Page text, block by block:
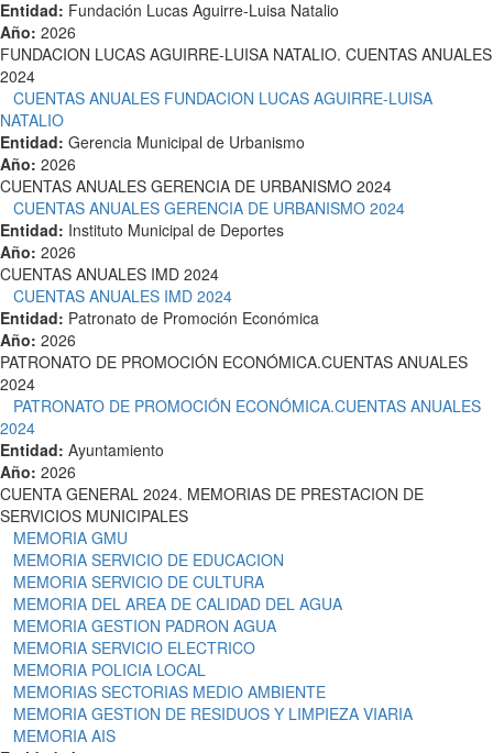
Entidad: Fundación Lucas Aguirre-Luisa Natalio
Año: 2026
FUNDACION LUCAS AGUIRRE-LUISA NATALIO. CUENTAS ANUALES
2024
CUENTAS ANUALES FUNDACION LUCAS AGUIRRE-LUISA
NATALIO
Entidad: Gerencia Municipal de Urbanismo
Año: 2026
CUENTAS ANUALES GERENCIA DE URBANISMO 2024
CUENTAS ANUALES GERENCIA DE URBANISMO 2024
Entidad: Instituto Municipal de Deportes
Año: 2026
CUENTAS ANUALES IMD 2024
CUENTAS ANUALES IMD 2024
Entidad: Patronato de Promoción Económica
Año: 2026
PATRONATO DE PROMOCIÓN ECONÓMICA.CUENTAS ANUALES
2024
PATRONATO DE PROMOCIÓN ECONÓMICA.CUENTAS ANUALES
2024
Entidad: Ayuntamiento
Año: 2026
CUENTA GENERAL 2024. MEMORIAS DE PRESTACION DE
SERVICIOS MUNICIPALES
MEMORIA GMU
MEMORIA SERVICIO DE EDUCACION
MEMORIA SERVICIO DE CULTURA
MEMORIA DEL AREA DE CALIDAD DEL AGUA
MEMORIA GESTION PADRON AGUA
MEMORIA SERVICIO ELECTRICO
MEMORIA POLICIA LOCAL
MEMORIAS SECTORIAS MEDIO AMBIENTE
MEMORIA GESTION DE RESIDUOS Y LIMPIEZA VIARIA
MEMORIA AIS